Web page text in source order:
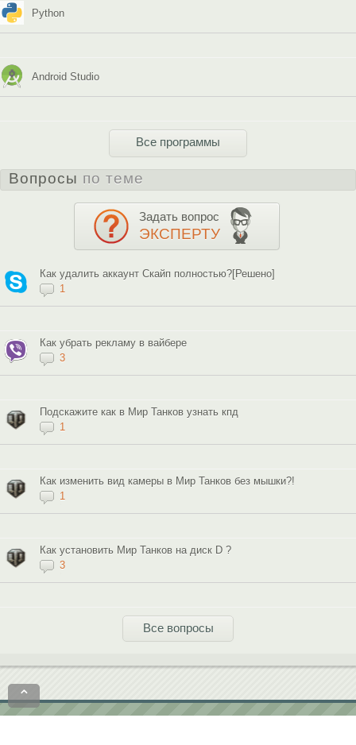
Python
Android Studio
Все программы
Вопросы по теме
Задать вопрос
ЭКСПЕРТУ
Как удалить аккаунт Скайп полностью?[Решено]
1
Как убрать рекламу в вайбере
3
Подскажите как в Мир Танков узнать кпд
1
Как изменить вид камеры в Мир Танков без мышки?!
1
Как установить Мир Танков на диск D ?
3
Все вопросы
⌃